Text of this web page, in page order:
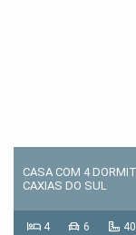
CASA COM 4
CAXIAS DO SUL
4 6